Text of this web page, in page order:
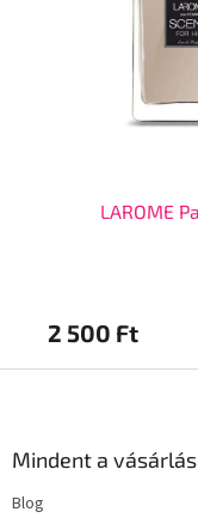
LAROME
2 500 Ft
Mindent a
Blog